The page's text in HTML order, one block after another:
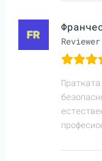
Reviewer